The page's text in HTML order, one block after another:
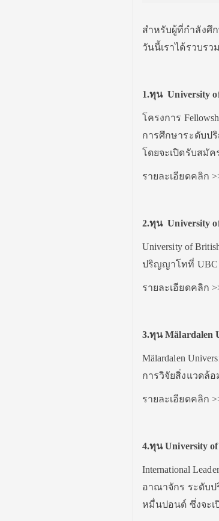
สำหรับผู้ที่กำลังศึ
วันนี้เราได้รวบร
1.ทุน University
โครงการ
การศึกษาระดับปริ
โดยจะเปิดรับสมัค
รายละเอียดคลิก
2.ทุน University
University of
ปริญญาโทที่ UBC
รายละเอียดคลิก
3.ทุน Mälardalen
Mälardalen
การวิจัยสิ่งแวดล้
รายละเอียดคลิก
4.ทุนUniversity
International
อาณาจักร ระดับ
หมื่นปอนด์ ซึ่งจะเ